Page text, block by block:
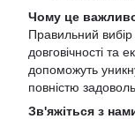
Чому це
Правильний
довговічності та
допоможуть
повністю
Зв'яжіться з